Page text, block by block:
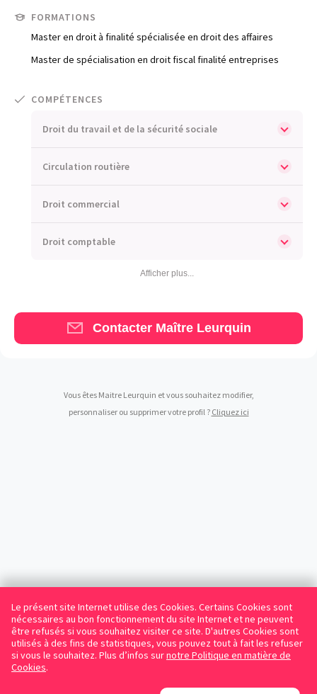
Trouve un avocat
Comment nous vous aidons
Qui sommes-nous
Le présent site Internet utilise des Cookies. Certains Cookies sont
nécessaires au bon fonctionnement du site Internet et ne peuvent
être refusés si vous souhaitez visiter ce site. D'autres Cookies sont
utilisés à des fins de statistiques, vous pouvez tout à fait les refuser
si vous le souhaitez. Plus d’infos surnotre Politique en matière de
Cookies.
FORMATIONS
Master en droit à finalité spécialisée en droit des affaires
Master de spécialisation en droit fiscal finalité entreprises
COMPÉTENCES
Droit du travail et de la sécurité sociale
Circulation routière
Droit commercial
Droit comptable
Afficher plus...
Contacter Maître Leurquin
Vous êtes Maitre Leurquin et vous souhaitez modifier,
personnaliser ou supprimer votre profil ? Cliquez ici